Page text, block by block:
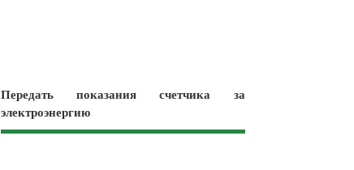
Передать показания счетчика за
электроэнергию